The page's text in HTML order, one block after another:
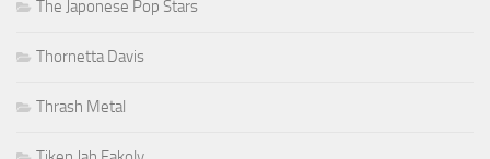
The Japonese Pop Stars
Thornetta Davis
Thrash Metal